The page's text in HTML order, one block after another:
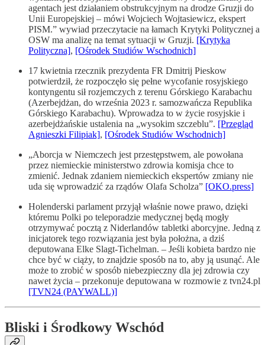
agentach jest działaniem obstrukcyjnym na drodze Gruzji do
Unii Europejskiej – mówi Wojciech Wojtasiewicz, ekspert
PISM.” wywiad przeczytacie na łamach Krytyki Politycznej a
OSW ma analizę na temat sytuacji w Gruzji. [Krytyka
Polityczna], [Ośrodek Studiów Wschodnich]
17 kwietnia rzecznik prezydenta FR Dmitrij Pieskow
potwierdził, że rozpoczęło się pełne wycofanie rosyjskiego
kontyngentu sił rozjemczych z terenu Górskiego Karabachu
(Azerbejdżan, do września 2023 r. samozwańcza Republika
Górskiego Karabachu). Wprowadza to w życie rosyjskie i
azerbejdżańskie ustalenia na „wysokim szczeblu”. [Przegląd
Agnieszki Filipiak], [Ośrodek Studiów Wschodnich]
„Aborcja w Niemczech jest przestępstwem, ale powołana
przez niemieckie ministerstwo zdrowia komisja chce to
zmienić. Jednak zdaniem niemieckich ekspertów zmiany nie
uda się wprowadzić za rządów Olafa Scholza” [OKO.press]
Holenderski parlament przyjął właśnie nowe prawo, dzięki
któremu Polki po teleporadzie medycznej będą mogły
otrzymywać pocztą z Niderlandów tabletki aborcyjne. Jedną z
inicjatorek tego rozwiązania jest była położna, a dziś
deputowana Elke Slagt-Tichelman. – Jeśli kobieta bardzo nie
chce być w ciąży, to znajdzie sposób na to, aby ją usunąć. Ale
może to zrobić w sposób niebezpieczny dla jej zdrowia czy
nawet życia – przekonuje deputowana w rozmowie z tvn24.pl
[TVN24 (PAYWALL)]
Bliski i Środkowy Wschód